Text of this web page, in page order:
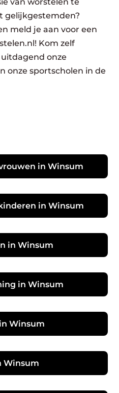
gelijkgestemden?
meld je aan voor een
Kom zelf
onze
onze sportscholen in de
in Winsum
in Winsum
in Winsum
in Winsum
Winsum
Winsum